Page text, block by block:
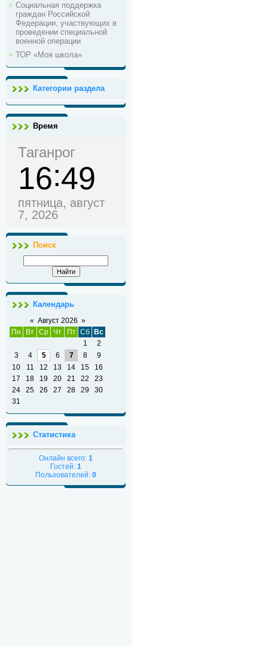
Социальная поддержка
граждан Российской
Федерации, участвующих в
проведении специальной
военной операции
ТОР «Моя школа»
Категории раздела
Время
Таганрог
16 49
пятница, август
7, 2026
Поиск
Календарь
« Август 2026 »
Пн
Вт Ср Чт Пт Сб
Вс
1
2
3
4 5 6 7 8
9
10
11 12 13 14 15
16
17
18 19 20 21 22
23
24
25 26 27 28 29
30
31
Статистика
Онлайн всего: 1
Гостей: 1
Пользователей: 0